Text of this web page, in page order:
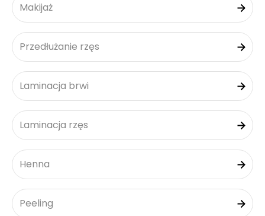
Makijaż
Przedłużanie rzęs
Laminacja brwi
Laminacja rzęs
Henna
Peeling